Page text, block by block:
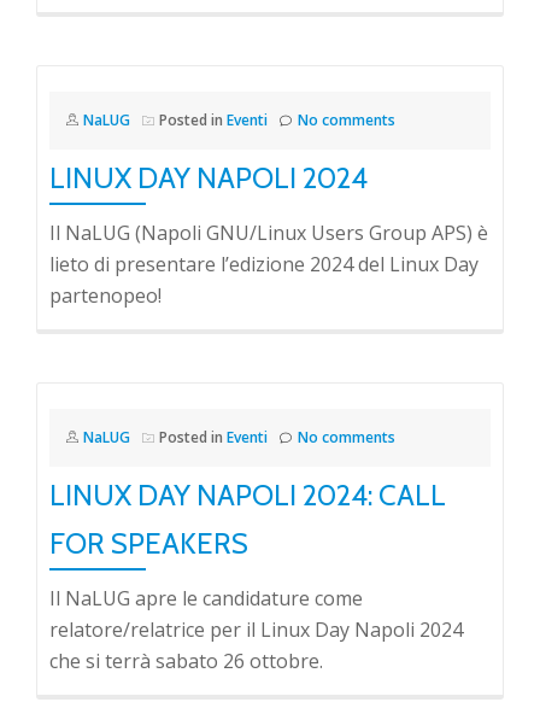
NaLUG Posted in Eventi No comments
LINUX DAY NAPOLI 2024
Il NaLUG (Napoli GNU/Linux Users Group APS) è
lieto di presentare l’edizione 2024 del Linux Day
partenopeo!
NaLUG Posted in Eventi No comments
LINUX DAY NAPOLI 2024: CALL
FOR SPEAKERS
Il NaLUG apre le candidature come
relatore/relatrice per il Linux Day Napoli 2024
che si terrà sabato 26 ottobre.